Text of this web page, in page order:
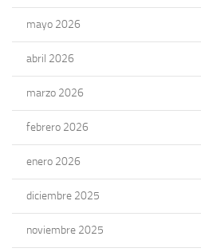
mayo 2026
abril 2026
marzo 2026
febrero 2026
enero 2026
diciembre 2025
noviembre 2025